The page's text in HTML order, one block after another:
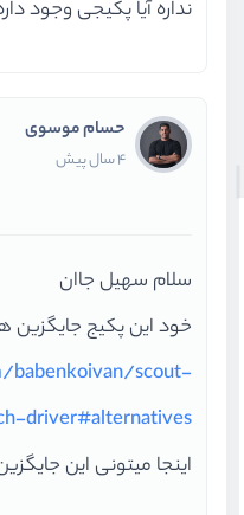
نداره آیا پکیجی وجود
حسام موسوی
4 سال پیش
سلام سهیل جاان
خود این پکیج
scout-
driver#alternatives
اینجا میتونی این